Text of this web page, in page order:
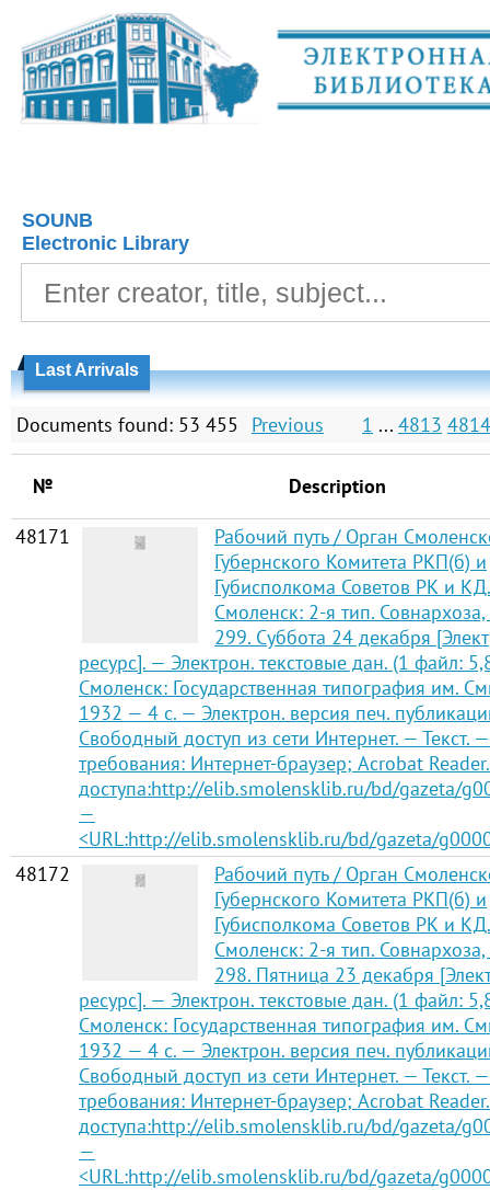
SOUNB
Electronic Library
Last Arrivals
Documents found: 53 455 Previous 1 ... 4813 4814
№
Description
48171
Рабочий путь / Орган
Губернского Комитета РКП(б) и
Губисполкома Советов РК и
Смоленск: 2-я тип.
299. Суббота 24 декабря
ресурс]. — Электрон. текстовые дан. (1 файл:
Смоленск: Государственная типография им.
1932 — 4 с. — Электрон. версия печ.
Свободный доступ из сети Интернет. — Текст.
требования: Интернет-браузер; Acrobat
доступа:http://elib.smolensklib.ru/bd/gazeta/
—
<URL:http://elib.smolensklib.ru/bd/gazeta/
48172
Рабочий путь / Орган
Губернского Комитета РКП(б) и
Губисполкома Советов РК и
Смоленск: 2-я тип.
298. Пятница 23 декабря
ресурс]. — Электрон. текстовые дан. (1 файл:
Смоленск: Государственная типография им.
1932 — 4 с. — Электрон. версия печ.
Свободный доступ из сети Интернет. — Текст.
требования: Интернет-браузер; Acrobat
доступа:http://elib.smolensklib.ru/bd/gazeta/
—
<URL:http://elib.smolensklib.ru/bd/gazeta/